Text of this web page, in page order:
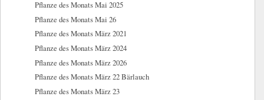
Pflanze des Monats Mai 2025
Pflanze des Monats Mai 26
Pflanze des Monats März 2021
Pflanze des Monats März 2024
Pflanze des Monats März 2026
Pflanze des Monats März 22 Bärlauch
Pflanze des Monats März 23